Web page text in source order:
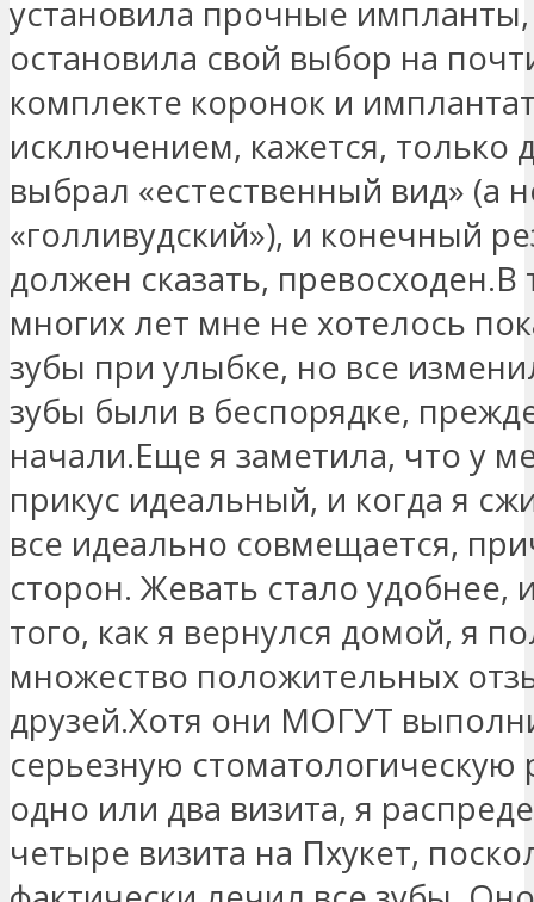
установила прочные импланты,
остановила свой выбор на
комплекте коронок и
исключением, кажется, только
выбрал «естественный вид» (а
«голливудский»), и конечный
должен сказать, превосходен.В
многих лет мне не хотелось
зубы при улыбке, но все
зубы были в беспорядке,
начали.Еще я заметила, что у
прикус идеальный, и когда я
все идеально совмещается,
сторон. Жевать стало удобнее,
того, как я вернулся домой, я
множество положительных
друзей.Хотя они МОГУТ
серьезную стоматологическую
одно или два визита, я
четыре визита на Пхукет,